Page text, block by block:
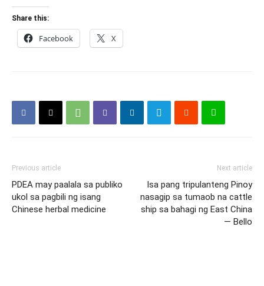
Share this:
Facebook X
Previous article
PDEA may paalala sa publiko
ukol sa pagbili ng isang
Chinese herbal medicine
Next article
Isa pang tripulanteng Pinoy
nasagip sa tumaob na cattle
ship sa bahagi ng East China
— Bello